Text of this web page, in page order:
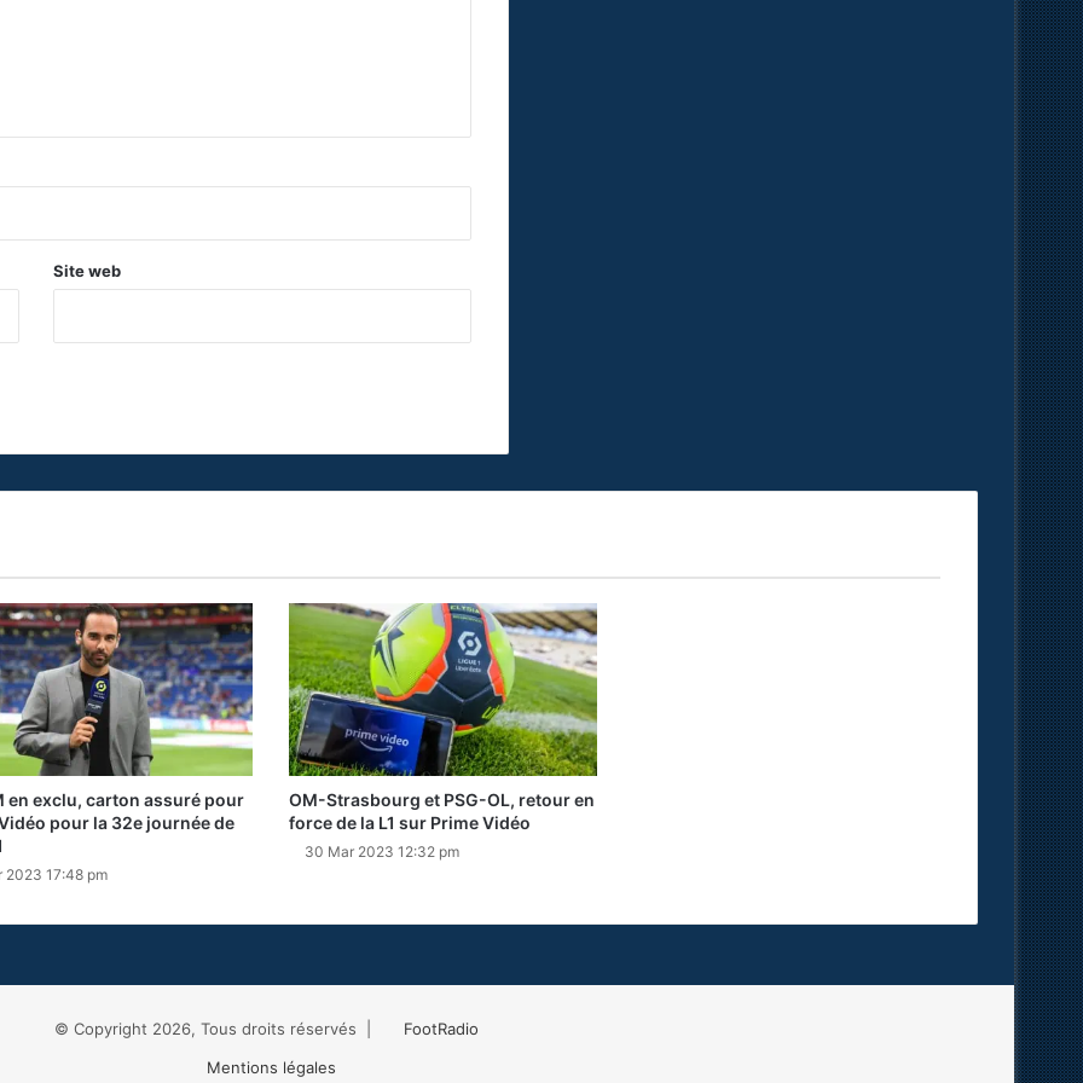
Site web
en exclu, carton assuré pour
pour la 32e journée de
2023 17:48 pm
OM-Strasbourg et PSG-OL, retour en
force de la L1 sur Prime Vidéo
30 Mar 2023 12:32 pm
© Copyright 2026, Tous droits réservés |
FootRadio
Mentions légales